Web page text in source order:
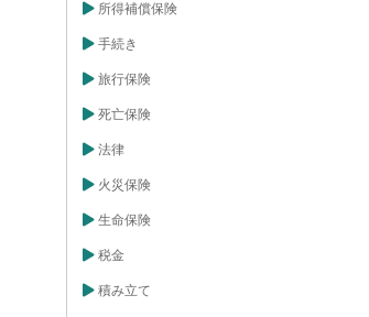
所得補償保険
手続き
旅行保険
死亡保険
法律
火災保険
生命保険
税金
積み立て